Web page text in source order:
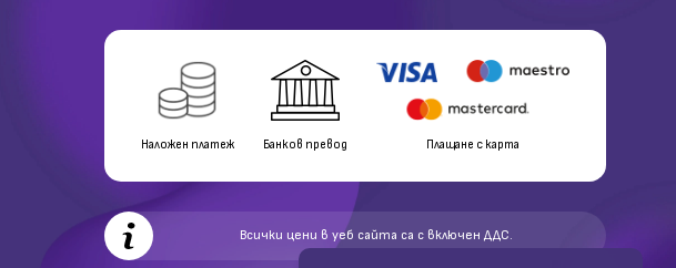
Наложен платеж Банков превод Плащане с карта
Всички цени в уеб сайта са с включен ДДС.